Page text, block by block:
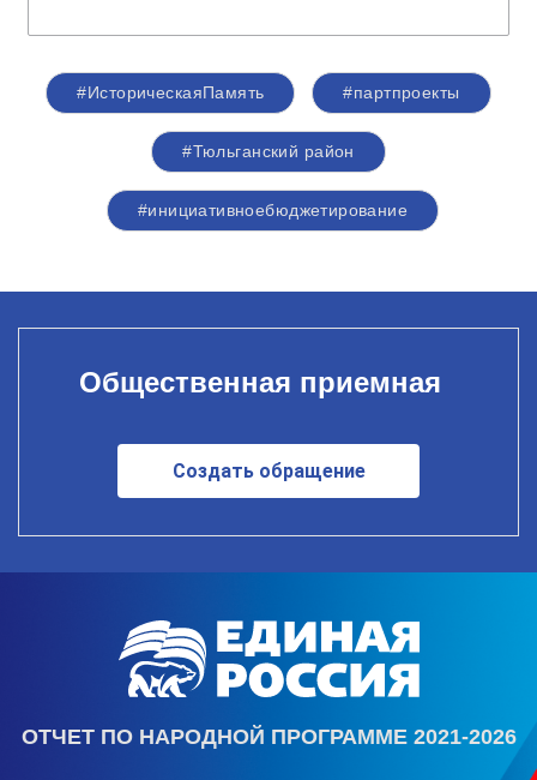
#ИсторическаяПамять #партпроекты
#Тюльганский район
#инициативноебюджетирование
Общественная приемная
Создать обращение
ОТЧЕТ ПО НАРОДНОЙ ПРОГРАММЕ 2021-2026